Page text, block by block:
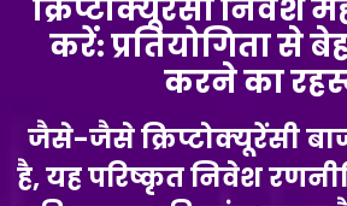
क्रिप्टोक्यूरेंसी निवेश
करें: प्रतियोगिता से
करने का
जैसे-जैसे क्रिप्टोक्यूरेंसी
है, यह परिष्कृत निवेश